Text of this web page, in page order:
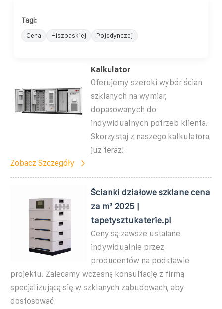
Tagi:
Cena Hiszpaskiej Pojedynczej
Kalkulator
Oferujemy szeroki wybór ścian
szklanych na wymiar,
dopasowanych do
indywidualnych potrzeb klienta.
Skorzystaj z naszego kalkulatora
już teraz!
Zobacz Szczegóły
Ścianki działowe szklane cena
za m² 2025 |
tapetysztukaterie.pl
Ceny są zawsze ustalane
indywidualnie przez
producentów na podstawie
projektu. Zalecamy wczesną konsultację z firmą
specjalizującą się w szklanych zabudowach, aby
dostosować